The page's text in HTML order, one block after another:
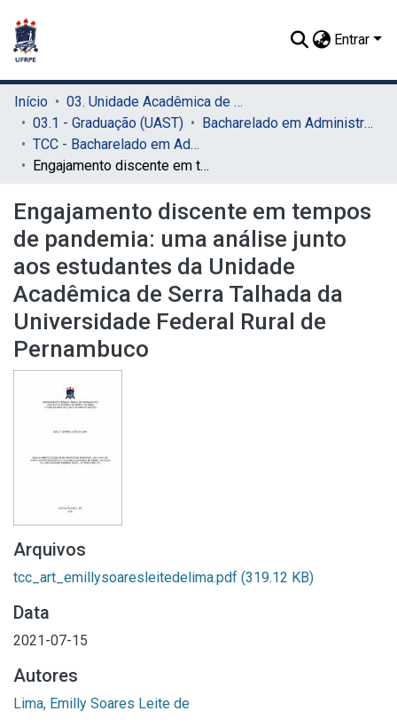
Entrar
Início
03. Unidade Acadêmica de Serra Talhada (UAST)
03.1 - Graduação (UAST)
Bacharelado em Administração (UAST)
TCC - Bacharelado em Administração (UAST)
Engajamento discente em tempos de pandemia: uma análise junto aos estudantes da Unidade Acadêmica de Serra Talhada da Universidade Federal Rural de Pernambuco
Engajamento discente em tempos
de pandemia: uma análise junto
aos estudantes da Unidade
Acadêmica de Serra Talhada da
Universidade Federal Rural de
Pernambuco
Arquivos
tcc_art_emillysoaresleitedelima.pdf (319.12 KB)
Data
2021-07-15
Autores
Lima, Emilly Soares Leite de